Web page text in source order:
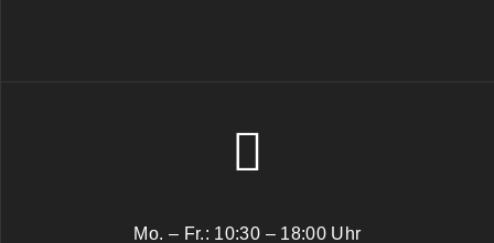
Mo. – Fr.: 10:30 – 18:00 Uhr